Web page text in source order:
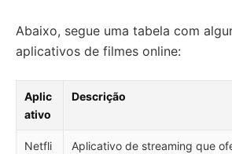
Abaixo, segue uma tabela com
aplicativos de filmes online:
Aplic
ativo
Descrição
Netfli
Aplicativo de streaming que